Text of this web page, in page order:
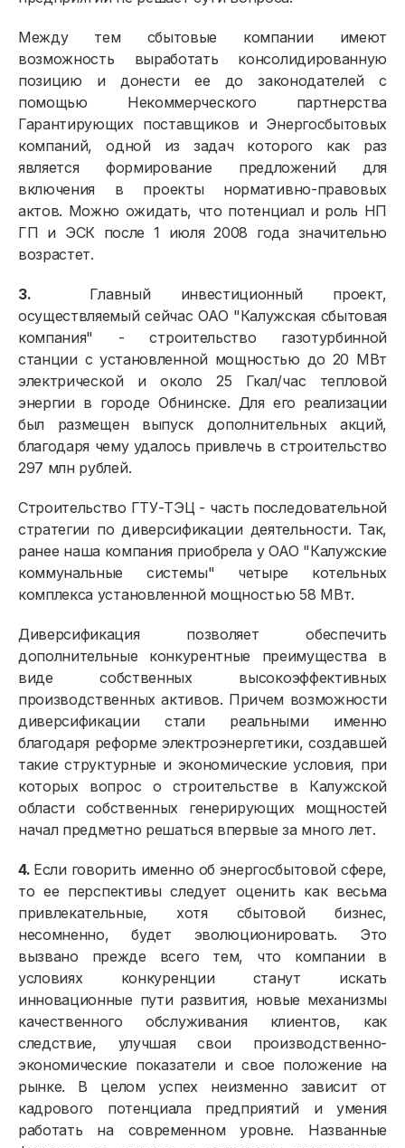
Между тем сбытовые компании имеют
возможность выработать консолидированную
позицию и донести ее до законодателей с
помощью Некоммерческого партнерства
Гарантирующих поставщиков и Энергосбытовых
компаний, одной из задач которого как раз
является формирование предложений для
включения в проекты нормативно-правовых
актов. Можно ожидать, что потенциал и роль НП
ГП и ЭСК после 1 июля 2008 года значительно
возрастет.
3. Главный инвестиционный проект,
осуществляемый сейчас ОАО "Калужская сбытовая
компания" - строительство газотурбинной
станции с установленной мощностью до 20 МВт
электрической и около 25 Гкал/час тепловой
энергии в городе Обнинске. Для его реализации
был размещен выпуск дополнительных акций,
благодаря чему удалось привлечь в строительство
297 млн рублей.
Строительство ГТУ-ТЭЦ - часть последовательной
стратегии по диверсификации деятельности. Так,
ранее наша компания приобрела у ОАО "Калужские
коммунальные системы" четыре котельных
комплекса установленной мощностью 58 МВт.
Диверсификация позволяет обеспечить
дополнительные конкурентные преимущества в
виде собственных высокоэффективных
производственных активов. Причем возможности
диверсификации стали реальными именно
благодаря реформе электроэнергетики, создавшей
такие структурные и экономические условия, при
которых вопрос о строительстве в Калужской
области собственных генерирующих мощностей
начал предметно решаться впервые за много лет.
4. Если говорить именно об энергосбытовой сфере,
то ее перспективы следует оценить как весьма
привлекательные, хотя сбытовой бизнес,
несомненно, будет эволюционировать. Это
вызвано прежде всего тем, что компании в
условиях конкуренции станут искать
инновационные пути развития, новые механизмы
качественного обслуживания клиентов, как
следствие, улучшая свои производственно-
экономические показатели и свое положение на
рынке. В целом успех неизменно зависит от
кадрового потенциала предприятий и умения
работать на современном уровне. Названные
Должникам
Онлайн-сервисы
Полезное